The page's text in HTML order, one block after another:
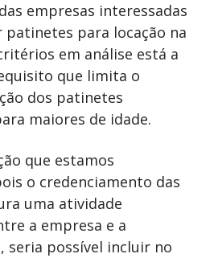
empresas interessadas
para locação na
em análise está a
que limita o
dos patinetes
maiores de idade.
que estamos
o credenciamento das
uma atividade
a empresa e a
seria possível incluir no